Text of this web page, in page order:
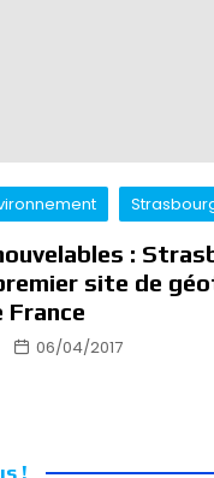
:
site de
France
06/04/2017
!